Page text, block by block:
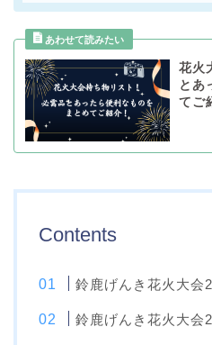
花火
とあ
てご
Contents
鈴鹿げんき花火大会
鈴鹿げんき花火大会